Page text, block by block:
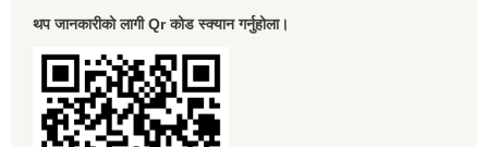
थप जानकारीको लागी Qr कोड स्क्यान गर्नुहोला।